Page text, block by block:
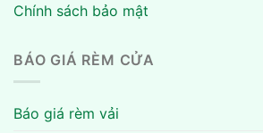
Chính sách bảo mật
BÁO GIÁ RÈM CỬA
Báo giá rèm vải